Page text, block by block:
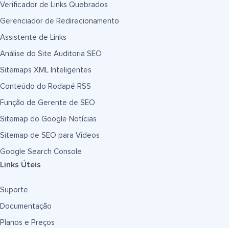
Verificador de Links Quebrados
Gerenciador de Redirecionamento
Assistente de Links
Análise do Site Auditoria SEO
Sitemaps XML Inteligentes
Conteúdo do Rodapé RSS
Função de Gerente de SEO
Sitemap do Google Notícias
Sitemap de SEO para Vídeos
Google Search Console
Links Úteis
Suporte
Documentação
Planos e Preços